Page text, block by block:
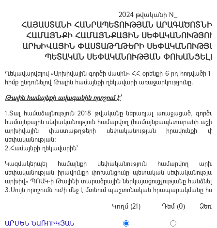
2024 թվականի N_
ՀԱՅԱՍՏԱՆԻ ՀԱՆՐԱՊԵՏՈՒԹՅԱՆ ԱՐԱԳԱԾՈՏՆԻ
ՀԱՄԱՅՆՔԻ ՀԱՄԱՅՆՔԱՅԻՆ
ԱՐԽԻՎԱՅԻՆ ՓԱՍՏԱԹՂԹԵՐԻ
ՊԵՏԱԿԱՆ ՍԵՓԱԿԱՆՈՒԹՅԱՆ
Ղեկավարվելով «Արխիվային գործի մասին» ՀՀ օրենքի 6-րդ հոդվածի
հիմք ընդունելով Թալին համայնքի ղեկավարի առաջարկությունը․
Թալին համայնքի ավագանին որոշում է՝
1.Տալ համաձայնություն 2018 թվականը ներառյալ առաջացած,
համայնքային սեփականություն համարվող (համայնքապետարանի
արխիվային փաստաթղթերի սեփականության իրավունքի
սեփականության:
2.Համայնքի ղեկավարին՝
Կազմակերպել համայնքի սեփականություն համարվող
սեփականության իրավունքի փոխանցումը պետական
արխիվ» ՊՈԱԿ-ի Թալինի տարածքային ներկայացուցչությանը
3.Սույն որոշումն ուժի մեջ է մտնում պաշտոնական հրապարակմանը
Կողմ (21) Դեմ (0)
ԱՐՄԵՆ ԾԱՌՈՒԿՅԱՆ